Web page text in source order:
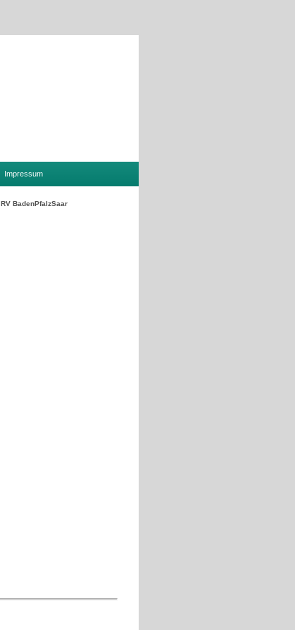
Impressum
RV BadenPfalzSaar